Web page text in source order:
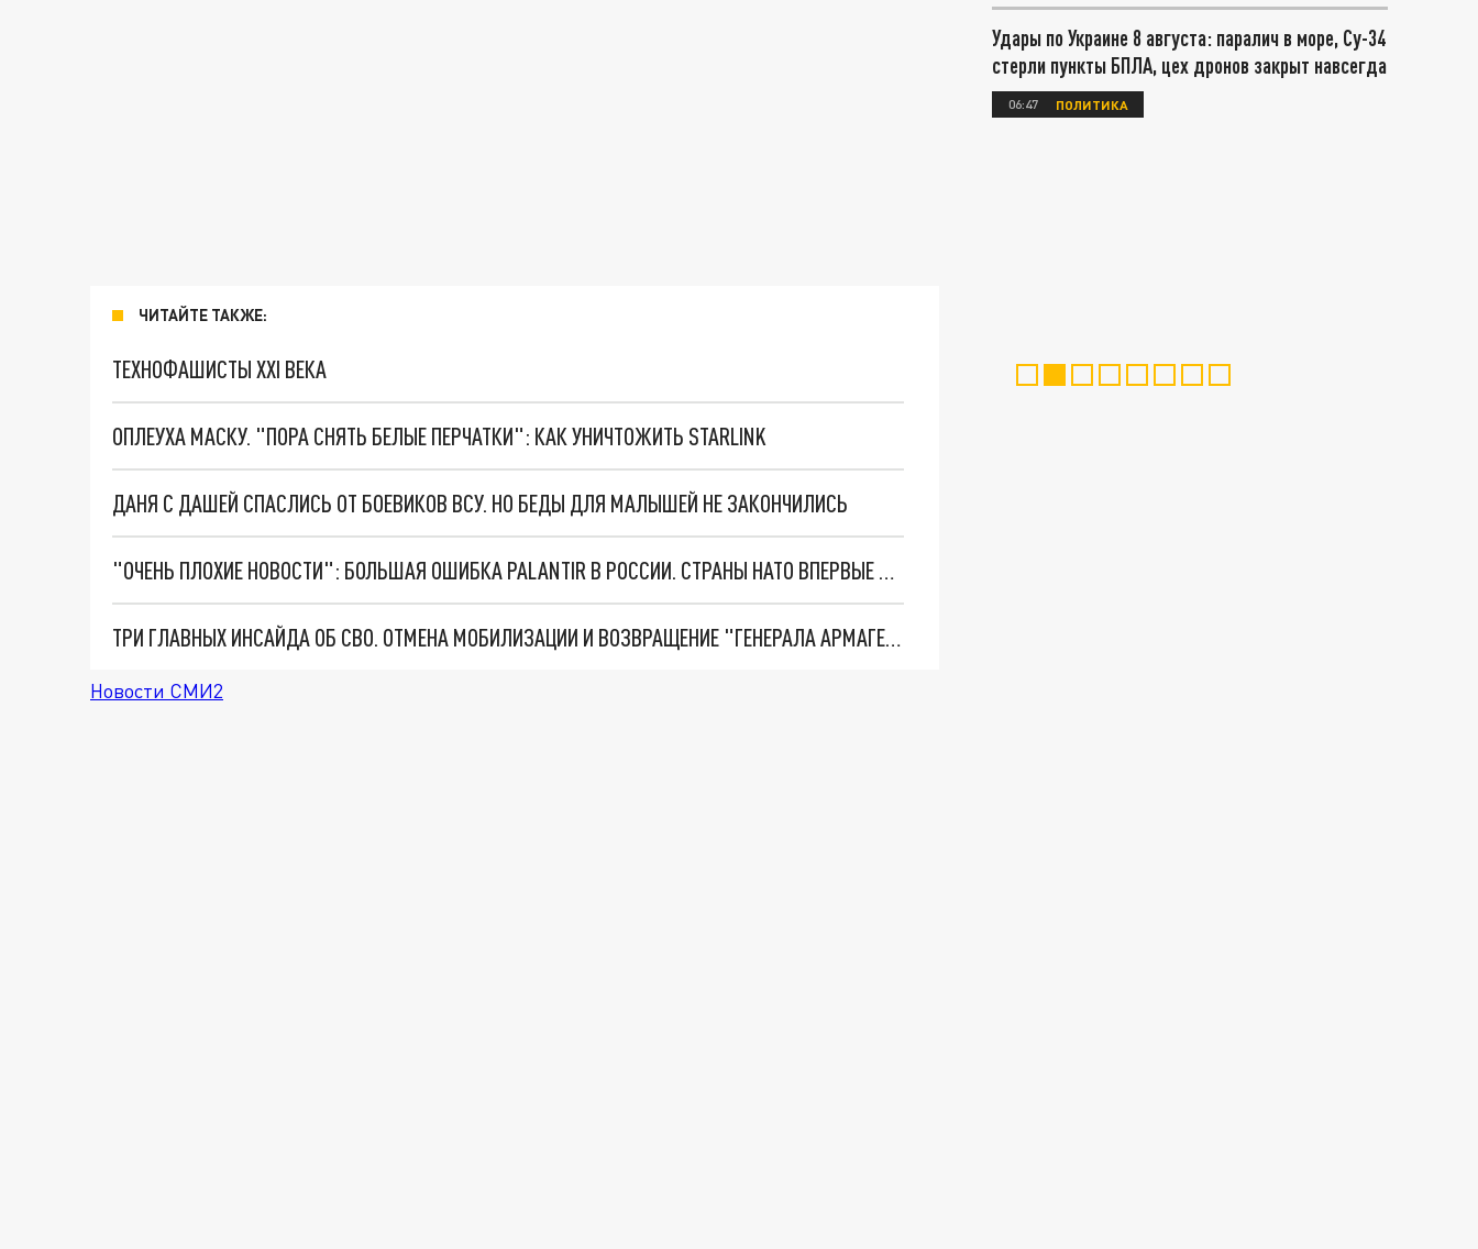
ЧИТАЙТЕ ТАКЖЕ:
ТЕХНОФАШИСТЫ XXI ВЕКА
ОПЛЕУХА МАСКУ. "ПОРА СНЯТЬ БЕЛЫЕ ПЕРЧАТКИ": КАК УНИЧТОЖИТЬ STARLINK
ДАНЯ С ДАШЕЙ СПАСЛИСЬ ОТ БОЕВИКОВ ВСУ. НО БЕДЫ ДЛЯ МАЛЫШЕЙ НЕ ЗАКОНЧИЛИСЬ
"ОЧЕНЬ ПЛОХИЕ НОВОСТИ": БОЛЬШАЯ ОШИБКА PALANTIR В РОССИИ. СТРАНЫ НАТО ВПЕРВЫЕ ЗА СВО ОСТАНОВИЛИ ПОСТАВКИ ОРУЖИЯ. ВСУ ТЕРЯЮТ ПРИГРАНИЧЬЕ?
ТРИ ГЛАВНЫХ ИНСАЙДА ОБ СВО. ОТМЕНА МОБИЛИЗАЦИИ И ВОЗВРАЩЕНИЕ "ГЕНЕРАЛА АРМАГЕДДОНА"? ОТЛИЧНЫЕ НОВОСТИ, КОТОРЫЕ ЖДАЛИ ВСЕ
Новости СМИ2
Удары по Украине 8 августа: паралич в море, Су-34
стерли пункты БПЛА, цех дронов закрыт навсегда
06:47 ПОЛИТИКА